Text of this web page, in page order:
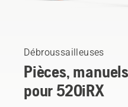
Débroussailleuses
Pièces,
pour 520iRX